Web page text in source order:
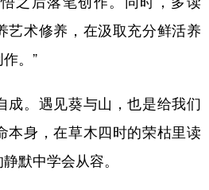
艺术修养，在汲取充分鲜活养
。”
。遇见葵与山，也是给我们
本身，在草木四时的荣枯里读
默中学会从容。